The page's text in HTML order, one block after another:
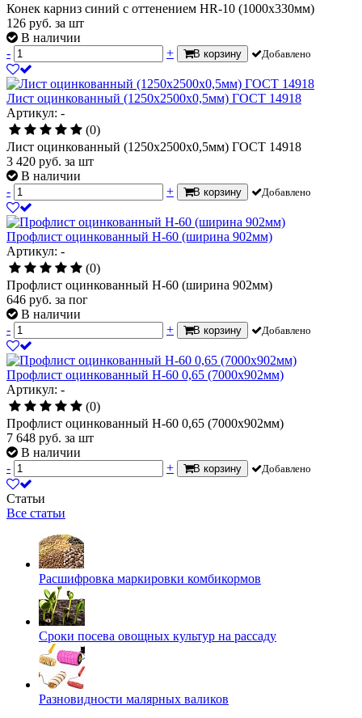
Конек карниз синий с оттенением HR-10 (1000х330мм)
126 руб. за шт
В наличии
-
+ В корзину Добавлено
Лист оцинкованный (1250х2500х0,5мм) ГОСТ 14918
Артикул: -
(0)
Лист оцинкованный (1250х2500х0,5мм) ГОСТ 14918
3 420 руб. за шт
В наличии
-
+ В корзину Добавлено
Профлист оцинкованный Н-60 (ширина 902мм)
Артикул: -
(0)
Профлист оцинкованный Н-60 (ширина 902мм)
646 руб. за пог
В наличии
-
+ В корзину Добавлено
Профлист оцинкованный Н-60 0,65 (7000х902мм)
Артикул: -
(0)
Профлист оцинкованный Н-60 0,65 (7000х902мм)
7 648 руб. за шт
В наличии
-
+ В корзину Добавлено
Статьи
Все статьи
Расшифровка маркировки комбикормов
Сроки посева овощных культур на рассаду
Разновидности малярных валиков